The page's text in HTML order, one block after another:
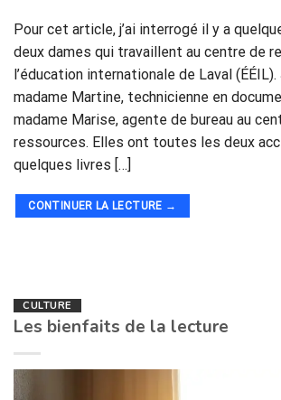
Pour cet article, j’ai interrogé il y a
deux dames qui travaillent au centre de
l’éducation internationale de Laval
madame Martine, technicienne en
madame Marise, agente de bureau au
ressources. Elles ont toutes les deux
quelques livres […]
CONTINUER LA LECTURE →
CULTURE
Les bienfaits de la lecture